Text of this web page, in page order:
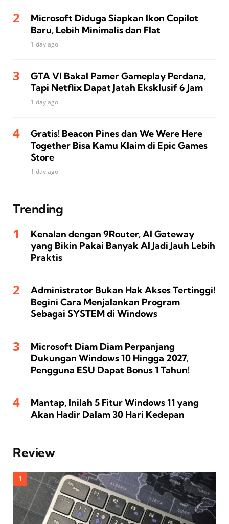
Microsoft Diduga Siapkan Ikon Copilot
Baru, Lebih Minimalis dan Flat
1 day ago
GTA VI Bakal Pamer Gameplay Perdana,
Tapi Netflix Dapat Jatah Eksklusif 6 Jam
1 day ago
Gratis! Beacon Pines dan We Were Here
Together Bisa Kamu Klaim di Epic Games
Store
1 day ago
Trending
Kenalan dengan 9Router, AI Gateway
yang Bikin Pakai Banyak AI Jadi Jauh Lebih
Praktis
Administrator Bukan Hak Akses Tertinggi!
Begini Cara Menjalankan Program
Sebagai SYSTEM di Windows
Microsoft Diam Diam Perpanjang
Dukungan Windows 10 Hingga 2027,
Pengguna ESU Dapat Bonus 1 Tahun!
Mantap, Inilah 5 Fitur Windows 11 yang
Akan Hadir Dalam 30 Hari Kedepan
Review